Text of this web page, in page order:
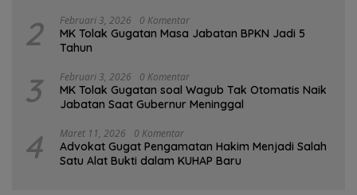
2 Februari 3, 2026 0 Komentar
MK Tolak Gugatan Masa Jabatan BPKN Jadi 5
Tahun
3 Februari 3, 2026 0 Komentar
MK Tolak Gugatan soal Wagub Tak Otomatis Naik
Jabatan Saat Gubernur Meninggal
4 Maret 11, 2026 0 Komentar
Advokat Gugat Pengamatan Hakim Menjadi Salah
Satu Alat Bukti dalam KUHAP Baru